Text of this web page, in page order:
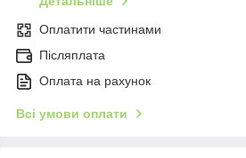
Оплатити частинами
Післяплата
Оплата на рахунок
Всі умови оплати